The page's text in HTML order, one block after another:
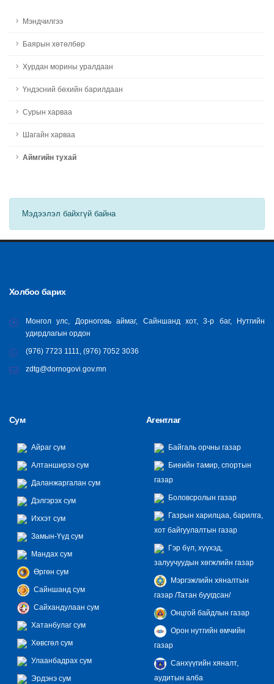
Мэндчилгээ
Баярын хөтөлбөр
Хурдан морины уралдаан
Үндэсний бөхийн барилдаан
Сурын харваа
Шагайн харваа
Аймгийн тухай
Мэдээлэл байхгүй байна
Холбоо барих
Монгол улс, Дорноговь аймаг, Сайншанд хот, 3-р баг, Нутгийн
удирдлагын ордон
(976) 7723 1111, (976) 7052 3036
zdtg@dornogovi.gov.mn
Сум
Айраг сум
Алтанширээ сум
Даланжаргалан сум
Дэлгэрэх сум
Иххэт сум
Замын-Үүд сум
Мандах сум
Өргөн сум
Сайншанд сум
Сайхандулаан сум
Хатанбулаг сум
Хөвсгөл сум
Улаанбадрах сум
Эрдэнэ сум
Агентлаг
Байгаль орчны газар
Биеийн тамир, спортын
газар
Боловсролын газар
Газрын харилцаа, барилга,
хот байгуулалтын газар
Гэр бүл, хүүхэд,
залуучуудын хөгжлийн газар
Мэргэжлийн хяналтын
газар /Татан буугдсан/
Онцгой байдлын газар
Орон нутгийн өмчийн
газар
Санхүүгийн хяналт,
аудитын алба